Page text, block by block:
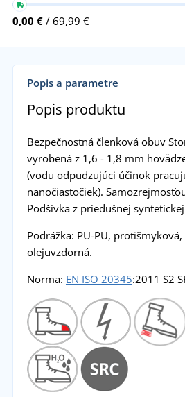
0,00 € / 69,99 €
Popis a parametre
Popis produktu
Bezpečnostná členková obuv
vyrobená z 1,6 - 1,8 mm
(vodu odpudzujúci účinok
nanočiastočiek).
Podšívka z priedušnej
Podrážka: PU-PU,
olejuvzdorná.
Norma: EN ISO 20345:2011 S2